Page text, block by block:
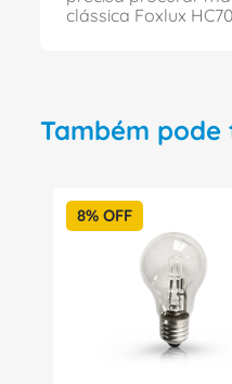
clássica Foxlux
Também
8% OFF